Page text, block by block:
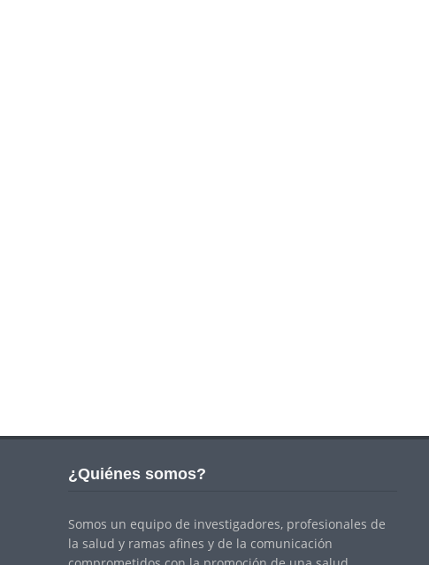
¿Quiénes somos?
Somos un equipo de investigadores, profesionales de
la salud y ramas afines y de la comunicación